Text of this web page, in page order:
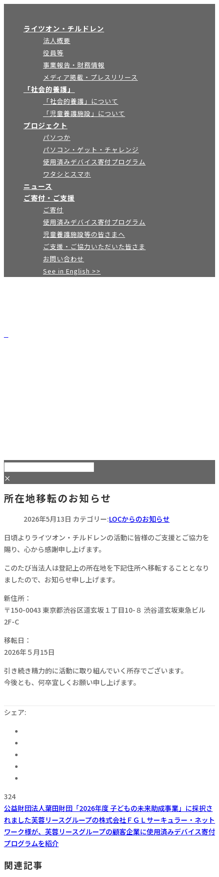
ライツオン・チルドレン
法人概要
役員等
事業報告・財務情報
メディア掲載・プレスリリース
「社会的養護」
「社会的養護」について
「児童養護施設」について
プロジェクト
パソつか
パソコン・ゲット・チャレンジ
使用済みデバイス寄付プログラム
ワタシとスマホ
ニュース
ご寄付・ご支援
ご寄付
使用済みデバイス寄付プログラム
児童養護施設等の皆さまへ
ご支援・ご協力いただいた皆さま
お問い合わせ
See in English >>
×
所在地移転のお知らせ
2026年5月13日 カテゴリー:LOCからのお知らせ
日頃よりライツオン・チルドレンの活動に皆様のご支援とご協力を
賜り、心から感謝申し上げます。
このたび当法人は登記上の所在地を下記住所へ移転することとなり
ましたので、お知らせ申し上げます。
新住所：
〒150-0043 東京都渋谷区道玄坂１丁目10-８ 渋谷道玄坂東急ビル
2F-C
移転日：
2026年５月15日
引き続き精力的に活動に取り組んでいく所存でございます。
今後とも、何卒宜しくお願い申し上げます。
シェア:
324
公益財団法人葉田財団「2026年度 子どもの未来助成事業」に採択さ
れました芙蓉リースグループの株式会社ＦＧＬサーキュラー・ネット
ワーク様が、芙蓉リースグループの顧客企業に使用済みデバイス寄付
プログラムを紹介
関連記事